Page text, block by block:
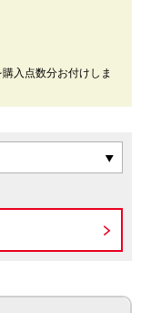
入点数分お付けしま